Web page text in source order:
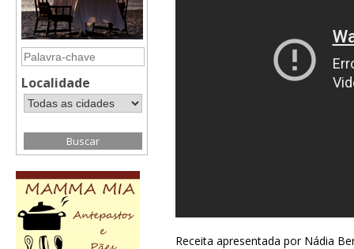
Localidade
Receita apresentada por Nádia